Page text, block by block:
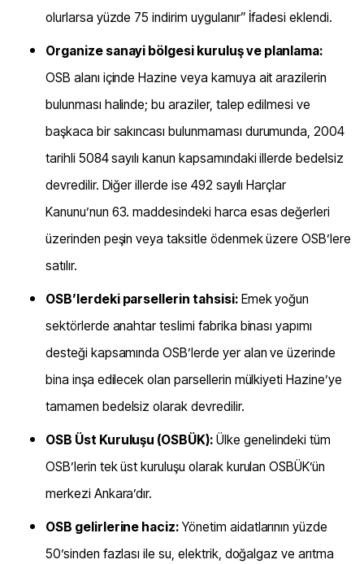
olurlarsa yüzde 75 indirim uygulanır” İfadesi eklendi.
Organize sanayi bölgesi kuruluş ve planlama:
OSB alanı içinde Hazine veya kamuya ait arazilerin
bulunması halinde; bu araziler, talep edilmesi ve
başkaca bir sakıncası bulunmaması durumunda, 2004
tarihli 5084 sayılı kanun kapsamındaki illerde bedelsiz
devredilir. Diğer illerde ise 492 sayılı Harçlar
Kanunu’nun 63. maddesindeki harca esas değerleri
üzerinden peşin veya taksitle ödenmek üzere OSB’lere
satılır.
OSB’lerdeki parsellerin tahsisi:Emek yoğun
sektörlerde anahtar teslimi fabrika binası yapımı
desteği kapsamında OSB’lerde yer alan ve üzerinde
bina inşa edilecek olan parsellerin mülkiyeti Hazine’ye
tamamen bedelsiz olarak devredilir.
OSB Üst Kuruluşu (OSBÜK): Ülke genelindeki tüm
OSB’lerin tek üst kuruluşu olarak kurulan OSBÜK’ün
merkezi Ankara’dır.
OSB gelirlerine haciz:Yönetim aidatlarının yüzde
50’sinden fazlası ile su, elektrik, doğalgaz ve arıtma